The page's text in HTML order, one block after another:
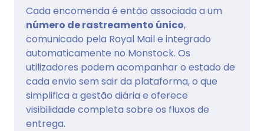
Cada encomenda é então associada a um
número de rastreamento único,
comunicado pela Royal Mail e integrado
automaticamente no Monstock. Os
utilizadores podem acompanhar o estado de
cada envio sem sair da plataforma, o que
simplifica a gestão diária e oferece
visibilidade completa sobre os fluxos de
entrega.